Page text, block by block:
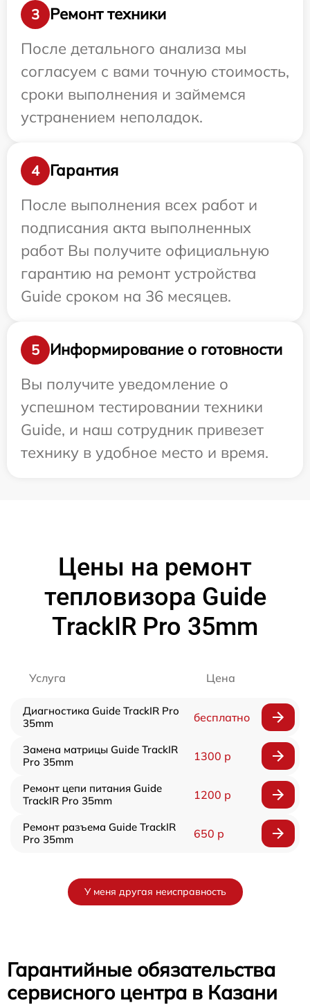
3
Ремонт техники
После детального анализа мы
согласуем с вами точную стоимость,
сроки выполнения и займемся
устранением неполадок.
4
Гарантия
После выполнения всех работ и
подписания акта выполненных
работ Вы получите официальную
гарантию на ремонт устройства
Guide сроком на 36 месяцев.
5
Информирование о готовности
Вы получите уведомление о
успешном тестировании техники
Guide, и наш сотрудник привезет
технику в удобное место и время.
Цены на ремонт
тепловизора Guide
TrackIR Pro 35mm
Услуга Цена
Диагностика Guide TrackIR Pro
35mm
бесплатно
Замена матрицы Guide TrackIR
Pro 35mm
1300 р
Ремонт цепи питания Guide
TrackIR Pro 35mm
1200 р
Ремонт разъема Guide TrackIR
Pro 35mm
650 р
У меня другая неисправность
Гарантийные обязательства
сервисного центра в Казани